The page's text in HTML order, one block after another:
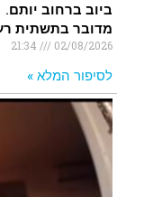
ביוב ברחוב יותם.
מדובר בתשתית
02/08/2026
לסיפור המלא »